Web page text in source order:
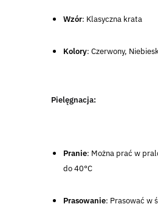
Wzór: Klasyczna krata
Kolory: Czerwony,
Pielęgnacja:
Pranie: Można prać w
do 40°C
Prasowanie: Prasować w